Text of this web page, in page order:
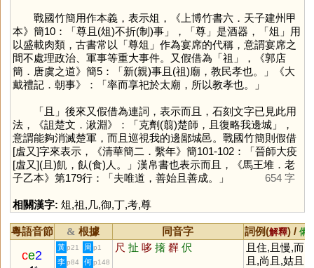
戰國竹簡用作本義，表示俎，《上博竹書六．天子建州甲
本》簡10：「尊且(俎)不折(制)事」，「尊」是酒器，「俎 」用
以盛載肉類，古書常以「尊俎」作為宴席的代稱，意謂宴席之
間不處理政治、軍事等重大事件。又假借為「祖 」，《郭店
簡．唐虞之道》簡5：「新(親)事且(祖)廟，教民孝也。」《大
戴禮記．朝事》：「率而享祀於太廟，所以教孝也。」
「 且 」後來又假借為連詞，表示而且，石刻文字已見此用
法，《詛楚文．湫淵》：「克劑(翦)楚師，且復略我邊城」，
意謂能夠消滅楚軍，而且巡視我的邊鄙城邑。戰國竹簡則假借
[虘又]字來表示，《清華簡二．繫年》簡101-102：「晉師大疫
[虘又](且)飢，飤(食)人。」漢帛書也表示而且，《馬王堆．老
子乙本》第179行：「夫唯道，善始且善成。」
654 字
相關漢字: 俎,祖,几,御,丁,考,尊
粵語音節 & 根據 同音字 詞例(解釋) / 備
ce2
黃 p21 周 p1 尺 扯 哆 撦 奲 伬
且住,且慢,而
且,尚且,姑且
李 p84 何 p148